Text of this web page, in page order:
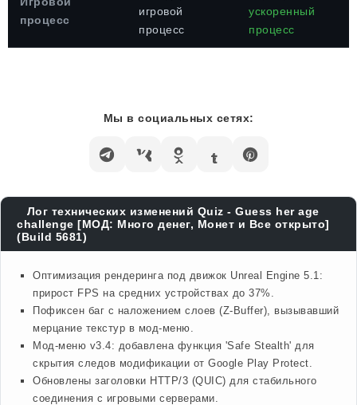
процесс
игровой
процесс
ускоренный
процесс
Мы в социальных сетях:
Лог технических изменений Quiz - Guess her age
challenge [МОД: Много денег, Монет и Все открыто]
(Build 5681)
Оптимизация рендеринга под движок Unreal Engine 5.1:
прирост FPS на средних устройствах до 37%.
Пофиксен баг с наложением слоев (Z-Buffer), вызывавший
мерцание текстур в мод-меню.
Мод-меню v3.4: добавлена функция 'Safe Stealth' для
скрытия следов модификации от Google Play Protect.
Обновлены заголовки HTTP/3 (QUIC) для стабильного
соединения с игровыми серверами.